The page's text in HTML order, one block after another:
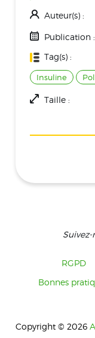
Auteur(s) :
Publication :
Tag(s) :
Insuline
Taille :
Suivez-
Copyright © 2026
RGPD
Bonnes